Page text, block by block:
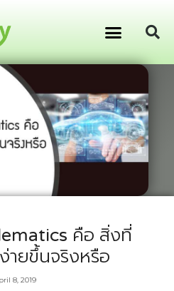
คือ สิ่งที่
ายขึ้นจริงหรือ
8, 2019